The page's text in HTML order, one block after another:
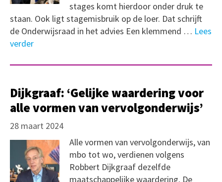
stages komt hierdoor onder druk te
staan. Ook ligt stagemisbruik op de loer. Dat schrijft
de Onderwijsraad in het advies Een klemmend … Lees
verder
Dijkgraaf: ‘Gelijke waardering voor
alle vormen van vervolgonderwijs’
28 maart 2024
Alle vormen van vervolgonderwijs, van
mbo tot wo, verdienen volgens
Robbert Dijkgraaf dezelfde
maatschappelijke waardering. De